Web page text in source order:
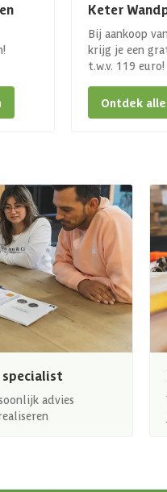
Keter
Bij aankoop
krijg je een
t.w.v. 119 euro!
Ontdek
specialist
advies